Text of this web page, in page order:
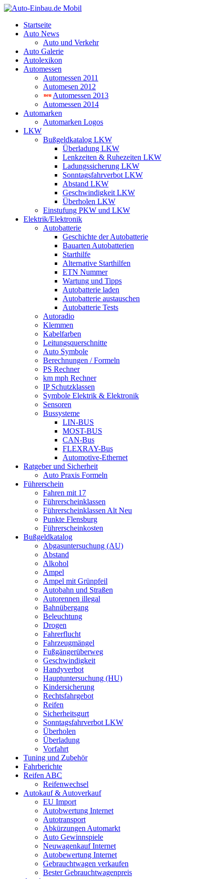
Startseite
Auto News
Auto und Verkehr
Auto Galerie
Autolexikon
Automessen
Automessen 2011
Automesen 2012
Automessen 2013
Automessen 2014
Automarken
Automarken Logos
LKW
Bußgeldkatalog LKW
Überladung LKW
Lenkzeiten & Ruhezeiten LKW
Ladungssicherung LKW
Sonntagsfahrverbot LKW
Abstand LKW
Geschwindigkeit LKW
Überholen LKW
Einstufung PKW und LKW
Elektrik/Elektronik
Autobatterie
Geschichte der Autobatterie
Bauarten Autobatterien
Starthilfe
Alternative Starthilfen
ETN Nummer
Wartung und Tipps
Autobatterie laden
Autobatterie austauschen
Autobatterie Tests
Autoradio
Klemmen
Kabelfarben
Leitungsquerschnitte
Auto Symbole
Berechnungen / Formeln
PS Rechner
km mph Rechner
IP Schutzklassen
Symbole Elektrik & Elektronik
Sensoren
Bussysteme
LIN-BUS
MOST-BUS
CAN-Bus
FLEXRAY-Bus
Automotive-Ethernet
Ratgeber und Sicherheit
Auto Praxis Formeln
Führerschein
Fahren mit 17
Führerscheinklassen
Führerscheinklassen Alt Neu
Punkte Flensburg
Führerscheinkosten
Bußgeldkatalog
Abgasuntersuchung (AU)
Abstand
Alkohol
Ampel
Ampel mit Grünpfeil
Autobahn und Straßen
Autorennen illegal
Bahnübergang
Beleuchtung
Drogen
Fahrerflucht
Fahrzeugmängel
Fußgängerüberweg
Geschwindigkeit
Handyverbot
Hauptuntersuchung (HU)
Kindersicherung
Rechtsfahrgebot
Reifen
Sicherheitsgurt
Sonntagsfahrverbot LKW
Überholen
Überladung
Vorfahrt
Tuning und Zubehör
Fahrberichte
Reifen ABC
Reifenwechsel
Autokauf & Autoverkauf
EU Import
Autobwertung Internet
Autotransport
Abkürzungen Automarkt
Auto Gewinnspiele
Neuwagenkauf Internet
Autobewertung Internet
Gebrauchtwagen verkaufen
Bester Gebrauchtwagenpreis